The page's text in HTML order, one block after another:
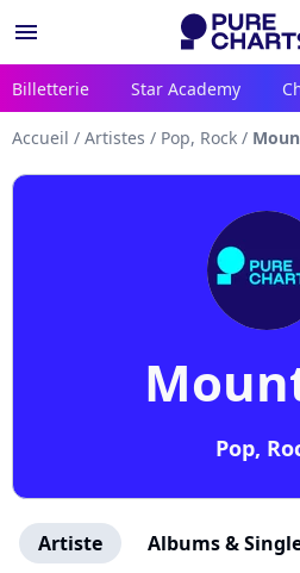
menu
Billetterie Star Academy
Accueil / Artistes / Pop, Rock /
Pop,
Artiste Albums &